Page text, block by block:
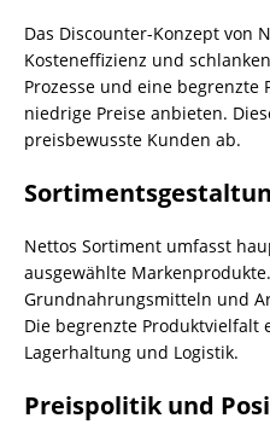
Das Discounter-Konzept von
Kosteneffizienz und
Prozesse und eine
niedrige Preise anbieten.
preisbewusste Kunden ab.
Nettos Sortiment umfasst
ausgewählte
Grundnahrungsmitteln und
Die begrenzte Produktvielfalt
Lagerhaltung und Logistik.
Preispolitik und